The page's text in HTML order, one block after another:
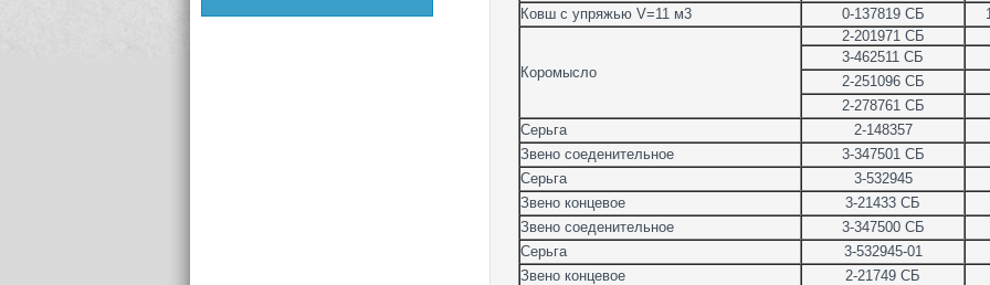
Ковш с упряжью V=11 м3
0-137819 СБ
Коромысло
2-201971 СБ
3-462511 СБ
2-251096 СБ
2-278761 СБ
Серьга
2-148357
Звено соеденительное
3-347501 СБ
Серьга
3-532945
Звено концевое
3-21433 СБ
Звено соеденительное
3-347500 СБ
Серьга
3-532945-01
Звено концевое
2-21749 СБ